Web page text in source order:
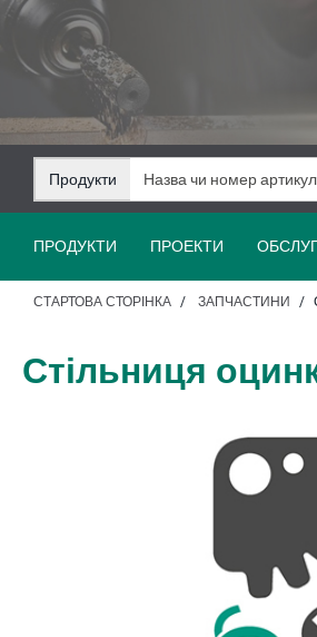
Перейти
змісту
Перейти
навігації
Продукти
ПРОДУКТИ ПРОЕКТИ
СТАРТОВА СТОРІНКА ЗАПЧАСТИНИ
Стільниця